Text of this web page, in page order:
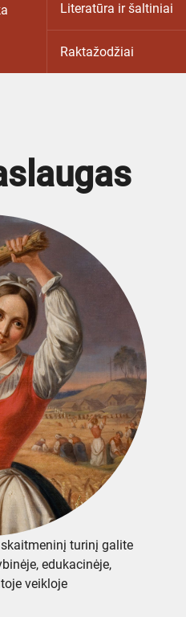
Literatūra ir šaltiniai
Raktažodžiai
turinį galite
edukacinėje,
veikloje